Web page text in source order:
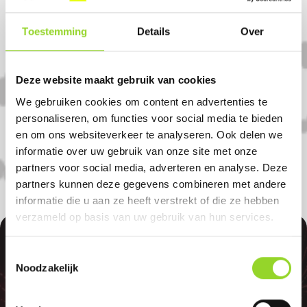
Toestemming Details Over
Deze website maakt gebruik van cookies
We gebruiken cookies om content en advertenties te
personaliseren, om functies voor social media te bieden
en om ons websiteverkeer te analyseren. Ook delen we
informatie over uw gebruik van onze site met onze
partners voor social media, adverteren en analyse. Deze
partners kunnen deze gegevens combineren met andere
informatie die u aan ze heeft verstrekt of die ze hebben
verzameld op basis van uw gebruik van hun services.
Noodzakelijk
Koop uw vuurwerk dan bij Mestenmaker
harte welkom! U bent uiteraard ook
welkom als u uit Rhederveld, Veelerveen
of Wedde komt.